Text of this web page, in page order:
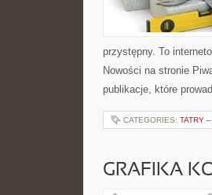
przystępny. To
Nowości na stronie
publikacje, które
CATEGORIES: TATRY
GRAFIKA